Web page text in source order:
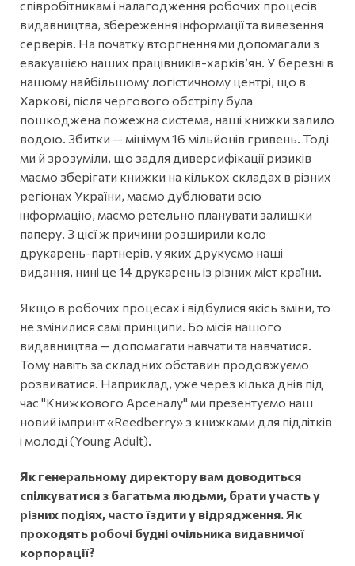
співробітникам і налагодження робочих процесів
видавництва, збереження інформації та вивезення
серверів. На початку вторгнення ми допомагали з
евакуацією наших працівників-харків’ян. У березні в
нашому найбільшому логістичному центрі, що в
Харкові, після чергового обстрілу була
пошкоджена пожежна система, наші книжки залило
водою. Збитки — мінімум 16 мільйонів гривень. Тоді
ми й зрозуміли, що задля диверсифікації ризиків
маємо зберігати книжки на кількох складах в різних
регіонах України, маємо дублювати всю
інформацію, маємо ретельно планувати залишки
паперу. З цієї ж причини розширили коло
друкарень-партнерів, у яких друкуємо наші
видання, нині це 14 друкарень із різних міст країни.
Якщо в робочих процесах і відбулися якісь зміни, то
не змінилися самі принципи. Бо місія нашого
видавництва — допомагати навчати та навчатися.
Тому навіть за складних обставин продовжуємо
розвиватися. Наприклад, уже через кілька днів під
час "Книжкового Арсеналу" ми презентуємо наш
новий імпринт «Reedberry» з книжками для підлітків
і молоді (Young Adult).
Як генеральному директору вам доводиться
спілкуватися з багатьма людьми, брати участь у
різних подіях, часто їздити у відрядження. Як
проходять робочі будні очільника видавничої
корпорації?